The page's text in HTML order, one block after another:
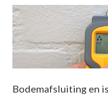
Bodemafsluiting en